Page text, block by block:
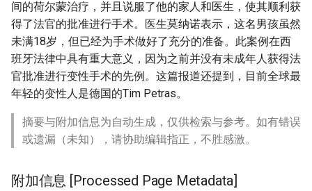
间的荷尔蒙治疗，并且说服了他的家人和医生，使其顺利获
得了法官的批准进行手术。医生莫纳诺表示，这名男孩虽然
未满18岁，但已经为手术做好了充分的准备。此案例在西
班牙法律中具有重大意义，因为之前并没有未成年人获得法
官批准进行变性手术的先例。这篇报道还提到，目前全球最
年轻的变性人是德国的Tim Petras。
摘要与附加信息为自动生成，仅供检索与参考。如有错误
或遗漏（未知），请协助编辑指正，不胜感激。
附加信息 [Processed Page Metadata]